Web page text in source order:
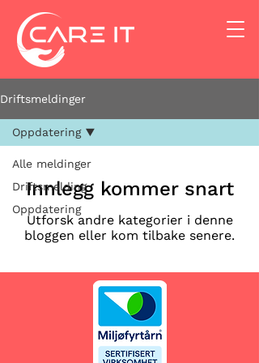
Driftsmeldinger
Alle meldinger
Driftsmelding
Oppdatering
Oppdatering
Innlegg kommer snart
Utforsk andre kategorier i denne
bloggen eller kom tilbake senere.